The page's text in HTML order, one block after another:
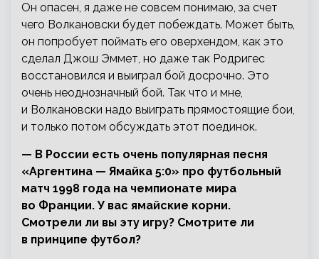
Он опасен, я даже не совсем понимаю, за счет
чего Волкановски будет побеждать. Может быть,
он попробует поймать его оверхендом, как это
сделал Джош Эммет, но даже так Родригес
восстановился и выиграл бой досрочно. Это
очень неоднозначный бой. Так что и мне,
и Волкановски надо выиграть прямостоящие бои,
и только потом обсуждать этот поединок.
— В России есть очень популярная песня
«Аргентина — Ямайка 5:0» про футбольный
матч 1998 года на чемпионате мира
во Франции. У вас ямайские корни.
Смотрели ли вы эту игру? Смотрите ли
в принципе футбол?